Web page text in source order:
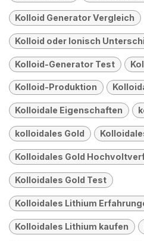
Kolloid Generator Vergleich
Kolloid oder Ionisch
Kolloid-Generator Test
Kolloid-Produktion
Kolloidale Eigenschaften
kolloidales Gold
Kolloidales Gold
Kolloidales Gold Test
Kolloidales Lithium
Kolloidales Lithium kaufen